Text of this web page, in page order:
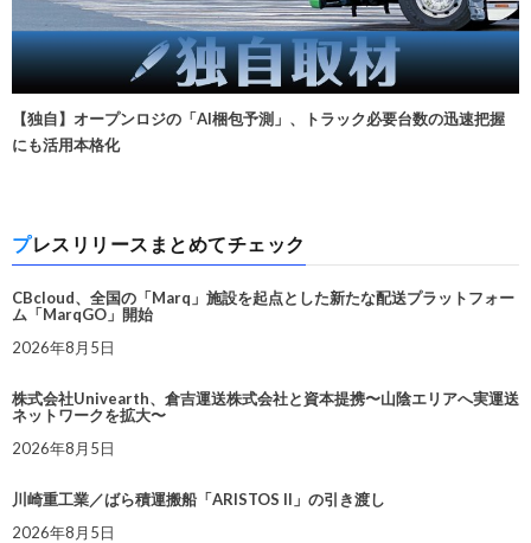
【独自】オープンロジの「AI梱包予測」、トラック必要台数の迅速把握
にも活用本格化
プレスリリースまとめてチェック
CBcloud、全国の「Marq」施設を起点とした新たな配送プラットフォー
ム「MarqGO」開始
2026年8月5日
株式会社Univearth、倉吉運送株式会社と資本提携〜山陰エリアへ実運送
ネットワークを拡大〜
2026年8月5日
川崎重工業／ばら積運搬船「ARISTOS II」の引き渡し
2026年8月5日